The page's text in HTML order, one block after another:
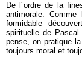
De l´ordre de la
antimorale.
formidable
spirituelle de
pense, on pratique
toujours moral et